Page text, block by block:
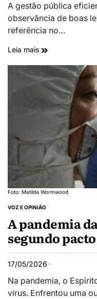
A gestão pública
observância de boas
referência no…
Leia mais
Foto: Matilda Wormwood
VOZ E OPINIÃO
A pandemia
segundo
17/05/2026
Na pandemia, o
vírus. Enfrentou uma